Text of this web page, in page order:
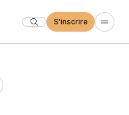
S'inscrire